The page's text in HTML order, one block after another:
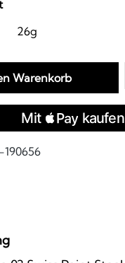
auswählen
26g
Warenkorb
190656